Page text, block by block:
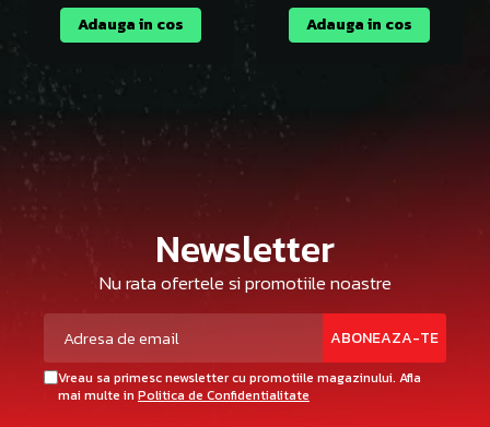
Adauga in cos Adauga in cos
Newsletter
Nu rata ofertele si promotiile noastre
Vreau sa primesc newsletter cu promotiile magazinului. Afla
mai multe in Politica de Confidentialitate